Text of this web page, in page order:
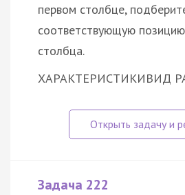
первом столбце,
соответствующую
столбца.
ХАРАКТЕРИСТИКИВИД
Задача 222